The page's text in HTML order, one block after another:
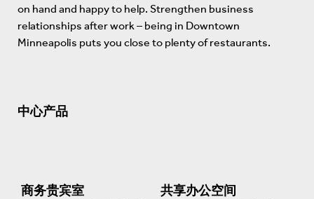
on hand and happy to help. Strengthen business
relationships after work – being in Downtown
Minneapolis puts you close to plenty of restaurants.
中心产品
商务贵宾室 共享办公空间